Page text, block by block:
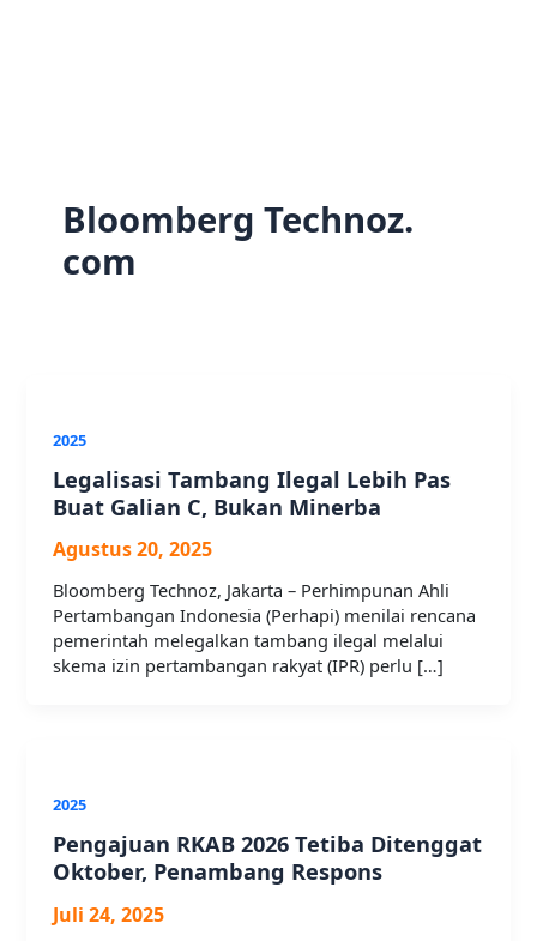
Bloomberg Technoz.
com
2025
Legalisasi Tambang Ilegal Lebih Pas
Buat Galian C, Bukan Minerba
Agustus 20, 2025
Bloomberg Technoz, Jakarta – Perhimpunan Ahli
Pertambangan Indonesia (Perhapi) menilai rencana
pemerintah melegalkan tambang ilegal melalui
skema izin pertambangan rakyat (IPR) perlu […]
2025
Pengajuan RKAB 2026 Tetiba Ditenggat
Oktober, Penambang Respons
Juli 24, 2025